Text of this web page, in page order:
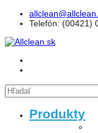
Telefón: (00421)
Produkty